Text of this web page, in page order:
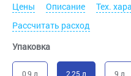
Цены Описание Тех.
Рассчитать расход
Упаковка
0,9 л 2,25 л 9 л